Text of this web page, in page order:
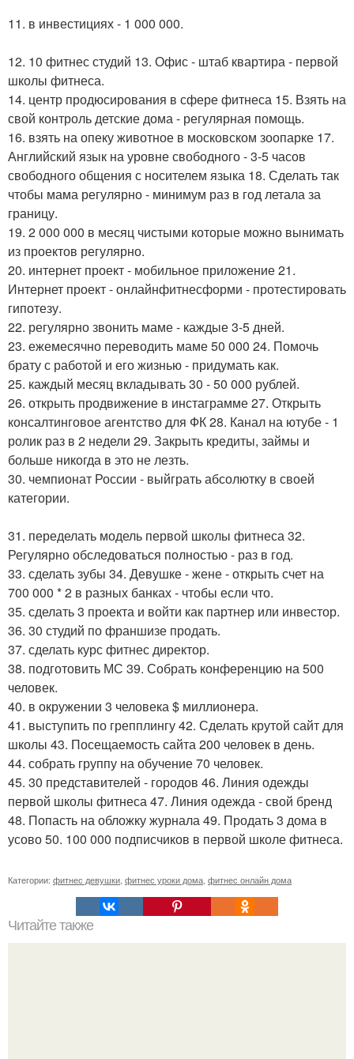
11. в инвестициях - 1 000 000.
12. 10 фитнес студий 13. Офис - штаб квартира - первой
школы фитнеса.
14. центр продюсирования в сфере фитнеса 15. Взять на
свой контроль детские дома - регулярная помощь.
16. взять на опеку животное в московском зоопарке 17.
Английский язык на уровне свободного - 3-5 часов
свободного общения с носителем языка 18. Сделать так
чтобы мама регулярно - минимум раз в год летала за
границу.
19. 2 000 000 в месяц чистыми которые можно вынимать
из проектов регулярно.
20. интернет проект - мобильное приложение 21.
Интернет проект - онлайнфитнесформи - протестировать
гипотезу.
22. регулярно звонить маме - каждые 3-5 дней.
23. ежемесячно переводить маме 50 000 24. Помочь
брату с работой и его жизнью - придумать как.
25. каждый месяц вкладывать 30 - 50 000 рублей.
26. открыть продвижение в инстаграмме 27. Открыть
консалтинговое агентство для ФК 28. Канал на ютубе - 1
ролик раз в 2 недели 29. Закрыть кредиты, займы и
больше никогда в это не лезть.
30. чемпионат России - выйграть абсолютку в своей
категории.
31. переделать модель первой школы фитнеса 32.
Регулярно обследоваться полностью - раз в год.
33. сделать зубы 34. Девушке - жене - открыть счет на
700 000 * 2 в разных банках - чтобы если что.
35. сделать 3 проекта и войти как партнер или инвестор.
36. 30 студий по франшизе продать.
37. сделать курс фитнес директор.
38. подготовить МС 39. Собрать конференцию на 500
человек.
40. в окружении 3 человека $ миллионера.
41. выступить по грепплингу 42. Сделать крутой сайт для
школы 43. Посещаемость сайта 200 человек в день.
44. собрать группу на обучение 70 человек.
45. 30 представителей - городов 46. Линия одежды
первой школы фитнеса 47. Линия одежда - свой бренд
48. Попасть на обложку журнала 49. Продать 3 дома в
усово 50. 100 000 подписчиков в первой школе фитнеса.
Категории: фитнес девушки фитнес уроки дома фитнес онлайн дома
Читайте также